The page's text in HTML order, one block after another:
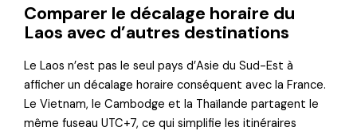
Comparer le décalage horaire du
Laos avec d’autres destinations
Le Laos n’est pas le seul pays d’Asie du Sud-Est à
afficher un décalage horaire conséquent avec la France.
Le Vietnam, le Cambodge et la Thaïlande partagent le
même fuseau UTC+7, ce qui simplifie les itinéraires